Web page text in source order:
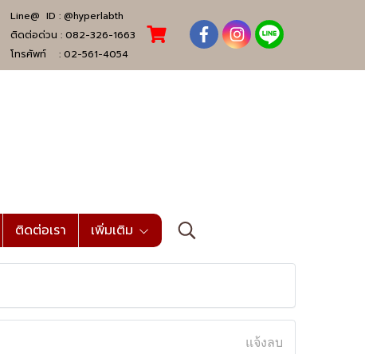
Line@ ID : @hyperlabth
ติดต่อด่วน : 082-326-1663
โทรศัพท์ : 02-561-4054
ติดต่อเรา เพิ่มเติม
แจ้งลบ